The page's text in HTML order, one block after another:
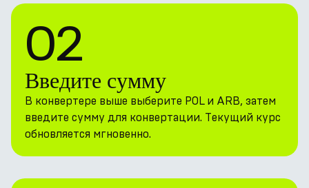
02
Введите сумму
В конвертере выше выберите POL и ARB, затем
введите сумму для конвертации. Текущий курс
обновляется мгновенно.